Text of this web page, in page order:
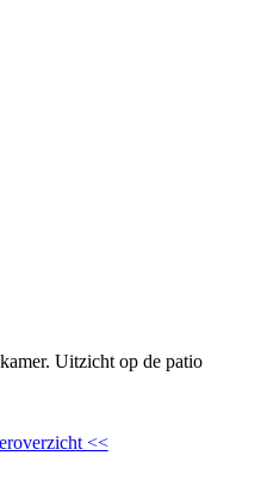
Uitzicht op de patio
<<